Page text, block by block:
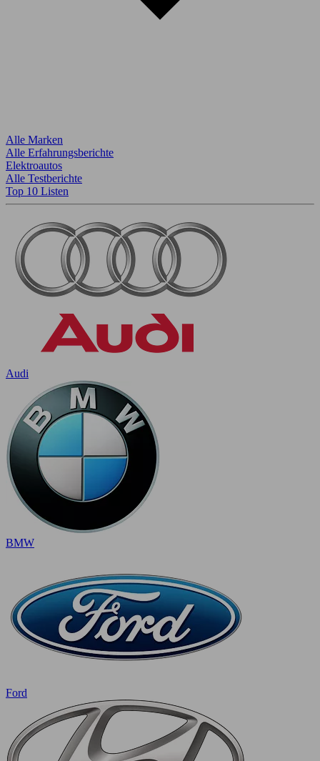
Alle Marken
Alle Erfahrungsberichte
Elektroautos
Alle Testberichte
Top 10 Listen
Audi
BMW
Ford